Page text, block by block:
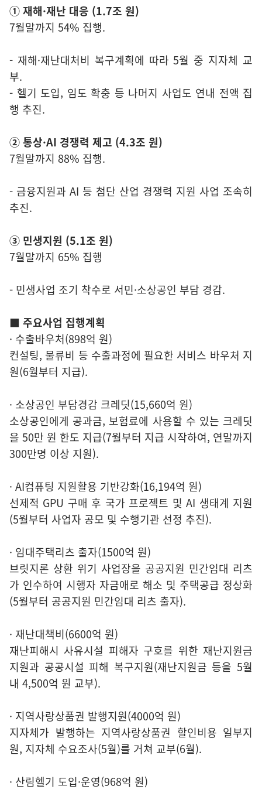
① 재해·재난 대응 (1.7조 원)
7월말까지 54% 집행.
- 재해·재난대처비 복구계획에 따라 5월 중 지자체 교
부.
- 헬기 도입, 임도 확충 등 나머지 사업도 연내 전액 집
행 추진.
② 통상·AI 경쟁력 제고 (4.3조 원)
7월말까지 88% 집행.
- 금융지원과 AI 등 첨단 산업 경쟁력 지원 사업 조속히
추진.
③ 민생지원 (5.1조 원)
7월말까지 65% 집행
- 민생사업 조기 착수로 서민·소상공인 부담 경감.
■ 주요사업 집행계획
· 수출바우처(898억 원)
컨설팅, 물류비 등 수출과정에 필요한 서비스 바우처 지
원(6월부터 지급).
· 소상공인 부담경감 크레딧(15,660억 원)
소상공인에게 공과금, 보험료에 사용할 수 있는 크레딧
을 50만 원 한도 지급(7월부터 지급 시작하여, 연말까지
300만명 이상 지원).
· AI컴퓨팅 지원활용 기반강화(16,194억 원)
선제적 GPU 구매 후 국가 프로젝트 및 AI 생태계 지원
(5월부터 사업자 공모 및 수행기관 선정 추진).
· 임대주택리츠 출자(1500억 원)
브릿지론 상환 위기 사업장을 공공지원 민간임대 리츠
가 인수하여 시행자 자금애로 해소 및 주택공급 정상화
(5월부터 공공지원 민간임대 리츠 출자).
· 재난대책비(6600억 원)
재난피해시 사유시설 피해자 구호를 위한 재난지원금
지원과 공공시설 피해 복구지원(재난지원금 등을 5월
내 4,500억 원 교부).
· 지역사랑상품권 발행지원(4000억 원)
지자체가 발행하는 지역사랑상품권 할인비용 일부지
원, 지자체 수요조사(5월)를 거쳐 교부(6월).
· 산림헬기 도입·운영(968억 원)